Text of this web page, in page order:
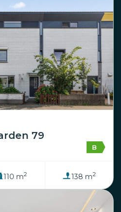
79
B
110 m2 138 m2